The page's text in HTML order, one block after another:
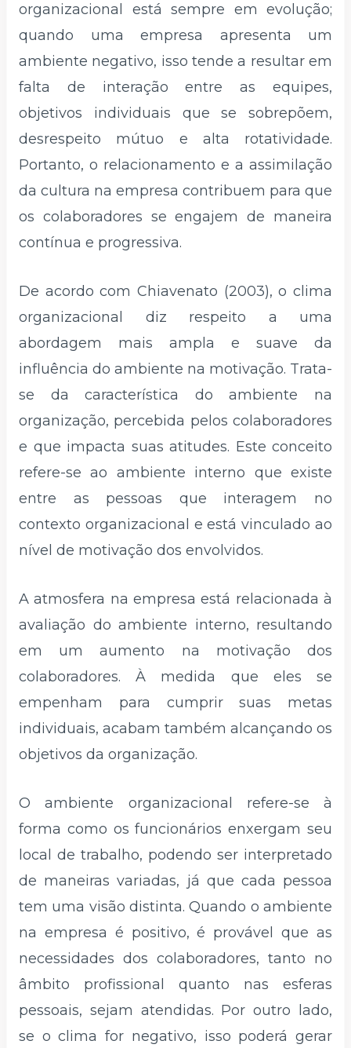
organizacional está sempre em evolução;
quando uma empresa apresenta um
ambiente negativo, isso tende a resultar em
falta de interação entre as equipes,
objetivos individuais que se sobrepõem,
desrespeito mútuo e alta rotatividade.
Portanto, o relacionamento e a assimilação
da cultura na empresa contribuem para que
os colaboradores se engajem de maneira
contínua e progressiva.
De acordo com Chiavenato (2003), o clima
organizacional diz respeito a uma
abordagem mais ampla e suave da
influência do ambiente na motivação. Trata-
se da característica do ambiente na
organização, percebida pelos colaboradores
e que impacta suas atitudes. Este conceito
refere-se ao ambiente interno que existe
entre as pessoas que interagem no
contexto organizacional e está vinculado ao
nível de motivação dos envolvidos.
A atmosfera na empresa está relacionada à
avaliação do ambiente interno, resultando
em um aumento na motivação dos
colaboradores. À medida que eles se
empenham para cumprir suas metas
individuais, acabam também alcançando os
objetivos da organização.
O ambiente organizacional refere-se à
forma como os funcionários enxergam seu
local de trabalho, podendo ser interpretado
de maneiras variadas, já que cada pessoa
tem uma visão distinta. Quando o ambiente
na empresa é positivo, é provável que as
necessidades dos colaboradores, tanto no
âmbito profissional quanto nas esferas
pessoais, sejam atendidas. Por outro lado,
se o clima for negativo, isso poderá gerar